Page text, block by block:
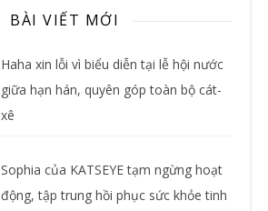
BÀI VIẾT MỚI
Haha xin lỗi vì biểu diễn tại lễ hội nước
giữa hạn hán, quyên góp toàn bộ cát-
xê
Sophia của KATSEYE tạm ngừng hoạt
động, tập trung hồi phục sức khỏe tinh